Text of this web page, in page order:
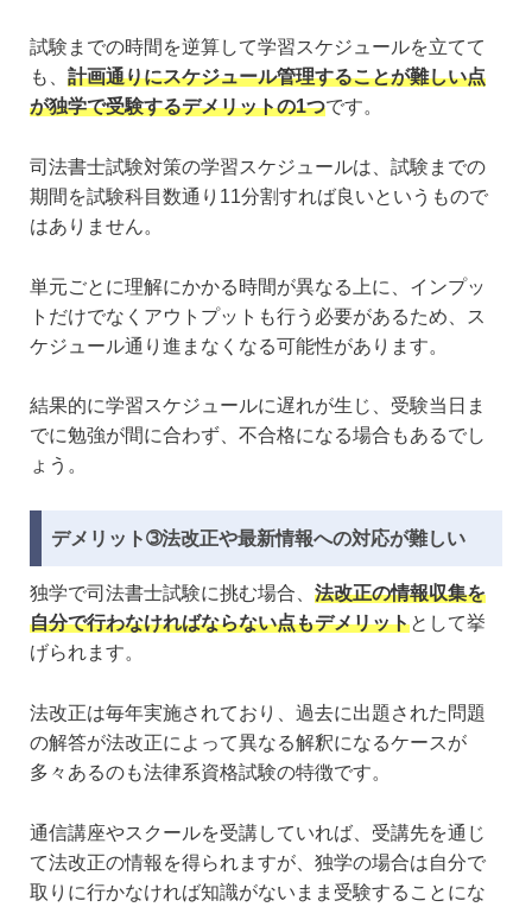
試験までの時間を逆算して学習スケジュールを立てて
も、 計画通りにスケジュール管理することが難しい点
が独学で受験するデメリットの1つです。
司法書士試験対策の学習スケジュールは、試験までの
期間を試験科目数通り11分割すれば良いというもので
はありません。
単元ごとに理解にかかる時間が異なる上に、インプッ
トだけでなくアウトプットも行う必要があるため、ス
ケジュール通り進まなくなる可能性があります。
結果的に学習スケジュールに遅れが生じ、受験当日ま
でに勉強が間に合わず、不合格になる場合もあるでし
ょう。
デメリット➂法改正や最新情報への対応が難しい
独学で司法書士試験に挑む場合、 法改正の情報収集を
自分で行わなければならない点もデメリットとして挙
げられます。
法改正は毎年実施されており、過去に出題された問題
の解答が法改正によって異なる解釈になるケースが
多々あるのも法律系資格試験の特徴です。
通信講座やスクールを受講していれば、受講先を通じ
て法改正の情報を得られますが、独学の場合は自分で
取りに行かなければ知識がないまま受験することにな